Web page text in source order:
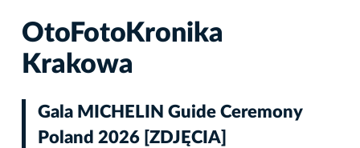
OtoFotoKronika
Krakowa
Gala MICHELIN Guide Ceremony
Poland 2026 [ZDJĘCIA]